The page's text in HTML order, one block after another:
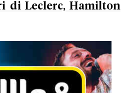
di Leclerc, Hamilton